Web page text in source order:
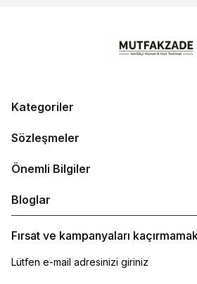
Kategoriler
Sözleşmeler
Önemli Bilgiler
Bloglar
Fırsat ve kampanyaları
Lütfen e-mail adresinizi giriniz